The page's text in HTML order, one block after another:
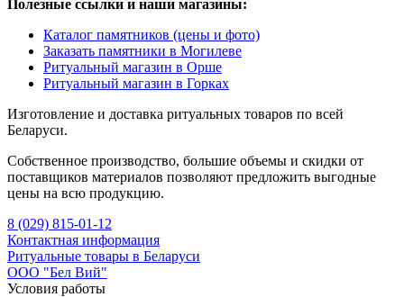
Полезные ссылки и наши магазины:
Каталог памятников (цены и фото)
Заказать памятники в Могилеве
Ритуальный магазин в Орше
Ритуальный магазин в Горках
Изготовление и доставка ритуальных товаров по всей
Беларуси.
Собственное производство, большие объемы и скидки от
поставщиков материалов позволяют предложить выгодные
цены на всю продукцию.
8 (029) 815-01-12
Контактная информация
Ритуальные товары в Беларуси
ООО "Бел Вий"
Условия работы